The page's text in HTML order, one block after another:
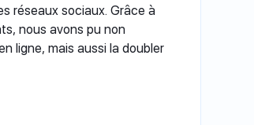
réseaux sociaux. Grâce à
nous avons pu non
ligne, mais aussi la doubler